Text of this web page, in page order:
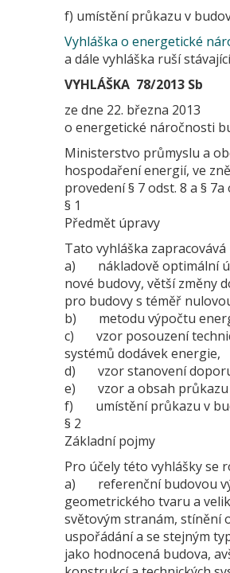
f) umístění průkazu v
Vyhláška o energetické
a dále vyhláška ruší
VYHLÁŠKA 78/2013 Sb
ze dne 22. března 2013
o energetické náročnosti
Ministerstvo průmyslu a
hospodaření energií, ve
provedení § 7 odst. 8 a § 7a
§ 1
Předmět úpravy
Tato vyhláška
a) nákladově optimální
nové budovy, větší změny
pro budovy s téměř
b) metodu výpočtu
c) vzor posouzení
systémů dodávek energie,
d) vzor stanovení
e) vzor a obsah průkazu
f) umístění průkazu v
§ 2
Základní pojmy
Pro účely této vyhlášky se
a) referenční budovou
geometrického tvaru a
světovým stranám, stínění
uspořádání a se stejným
jako hodnocená budova,